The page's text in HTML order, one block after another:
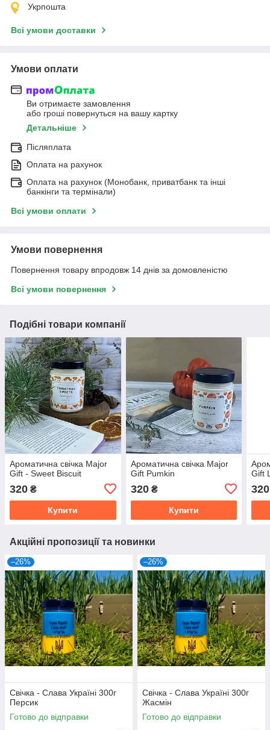
Укрпошта
Всі умови доставки
Умови оплати
Ви отримаєте замовлення
або гроші повернуться на вашу картку
Детальніше
Післяплата
Оплата на рахунок
Оплата на рахунок (Монобанк, приватбанк та інші
банкінги та термінали)
Всі умови оплати
Умови повернення
Повернення товару впродовж 14 днів за домовленістю
Всі умови повернення
Подібні товари компанії
Ароматична свічка Major
Gift - Sweet Biscuit
320 ₴
Купити
Ароматична свічка Major
Gift Pumkin
320₴
Купити
Gift
320
Акційні пропозиції та новинки
–26%
Свічка - Слава Україні 300г
Персик
Готово до відправки
–26%
Свічка - Слава Україні 300г
Жасмін
Готово до відправки